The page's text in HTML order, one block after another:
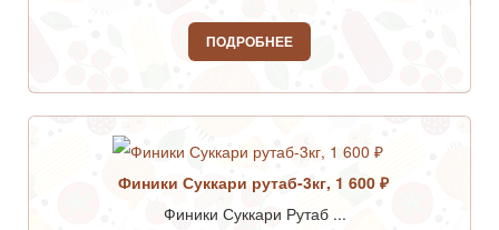
ПОДРОБНЕЕ
Финики Суккари рутаб-3кг, 1 600 ₽
Финики Суккари Рутаб ...